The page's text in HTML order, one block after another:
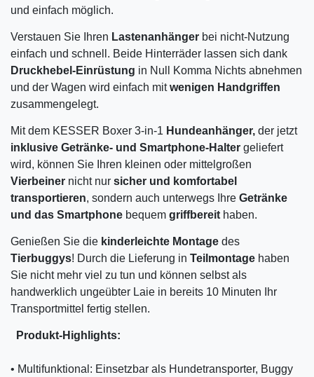
und einfach möglich.
Verstauen Sie Ihren Lastenanhänger bei nicht-Nutzung
einfach und schnell. Beide Hinterräder lassen sich dank
Druckhebel-Einrüstung in Null Komma Nichts abnehmen
und der Wagen wird einfach mitwenigen Handgriffen
zusammengelegt.
Mit dem KESSER Boxer 3-in-1 Hundeanhänger, der jetzt
inklusive Getränke- und Smartphone-Halter geliefert
wird, können Sie Ihren kleinen oder mittelgroßen
Vierbeiner nicht nur sicher und komfortabel
transportieren, sondern auch unterwegs Ihre Getränke
und das Smartphone bequem griffbereit haben.
Genießen Sie die kinderleichte Montage des
Tierbuggys! Durch die Lieferung in Teilmontage haben
Sie nicht mehr viel zu tun und können selbst als
handwerklich ungeübter Laie in bereits 10 Minuten Ihr
Transportmittel fertig stellen.
Produkt-Highlights:
• Multifunktional: Einsetzbar als Hundetransporter, Buggy